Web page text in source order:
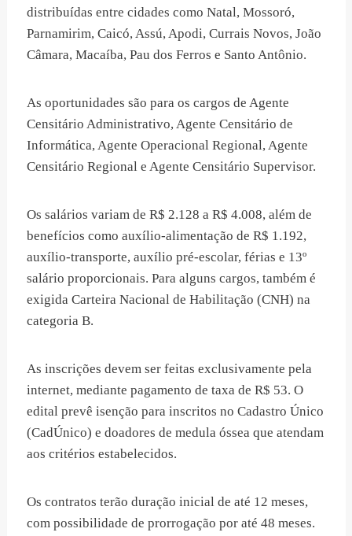
distribuídas entre cidades como Natal, Mossoró,
Parnamirim, Caicó, Assú, Apodi, Currais Novos, João
Câmara, Macaíba, Pau dos Ferros e Santo Antônio.
As oportunidades são para os cargos de Agente
Censitário Administrativo, Agente Censitário de
Informática, Agente Operacional Regional, Agente
Censitário Regional e Agente Censitário Supervisor.
Os salários variam de R$ 2.128 a R$ 4.008, além de
benefícios como auxílio-alimentação de R$ 1.192,
auxílio-transporte, auxílio pré-escolar, férias e 13º
salário proporcionais. Para alguns cargos, também é
exigida Carteira Nacional de Habilitação (CNH) na
categoria B.
As inscrições devem ser feitas exclusivamente pela
internet, mediante pagamento de taxa de R$ 53. O
edital prevê isenção para inscritos no Cadastro Único
(CadÚnico) e doadores de medula óssea que atendam
aos critérios estabelecidos.
Os contratos terão duração inicial de até 12 meses,
com possibilidade de prorrogação por até 48 meses.